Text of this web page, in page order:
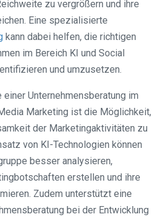
zu vergrößern und ihre
Eine spezialisierte
kann dabei helfen, die richtigen
im Bereich KI und Social
und umzusetzen.
einer Unternehmensberatung im
Marketing ist die Möglichkeit,
der Marketingaktivitäten zu
von KI-Technologien können
besser analysieren,
erstellen und ihre
Zudem unterstützt eine
bei der Entwicklung